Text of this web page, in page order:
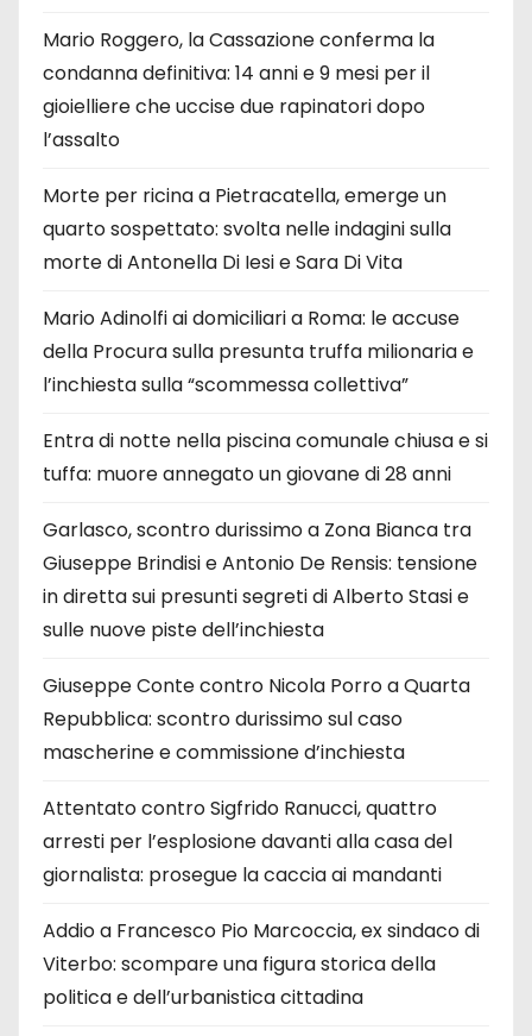
Mario Roggero, la Cassazione conferma la
condanna definitiva: 14 anni e 9 mesi per il
gioielliere che uccise due rapinatori dopo
l’assalto
Morte per ricina a Pietracatella, emerge un
quarto sospettato: svolta nelle indagini sulla
morte di Antonella Di Iesi e Sara Di Vita
Mario Adinolfi ai domiciliari a Roma: le accuse
della Procura sulla presunta truffa milionaria e
l’inchiesta sulla “scommessa collettiva”
Entra di notte nella piscina comunale chiusa e si
tuffa: muore annegato un giovane di 28 anni
Garlasco, scontro durissimo a Zona Bianca tra
Giuseppe Brindisi e Antonio De Rensis: tensione
in diretta sui presunti segreti di Alberto Stasi e
sulle nuove piste dell’inchiesta
Giuseppe Conte contro Nicola Porro a Quarta
Repubblica: scontro durissimo sul caso
mascherine e commissione d’inchiesta
Attentato contro Sigfrido Ranucci, quattro
arresti per l’esplosione davanti alla casa del
giornalista: prosegue la caccia ai mandanti
Addio a Francesco Pio Marcoccia, ex sindaco di
Viterbo: scompare una figura storica della
politica e dell’urbanistica cittadina